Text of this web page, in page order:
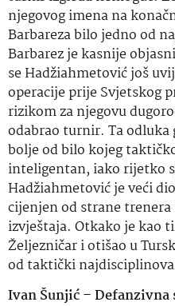
njegovog imena na
Barbareza bilo jedno od
Barbarez je kasnije
se Hadžiahmetović još
operacije prije Svjetskog
rizikom za njegovu
odabrao turnir. Ta odluka
bolje od bilo kojeg
inteligentan, iako rijetko
Hadžiahmetović je veći
cijenjen od strane
izvještaja. Otkako je kao
Željezničar i otišao u
od taktički
Ivan Šunjić –